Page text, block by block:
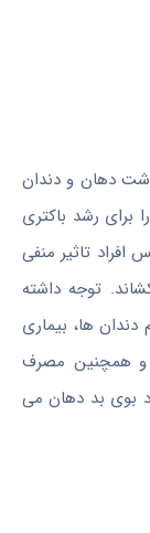
دهان و دندان
رشد باکتری
تاثیر منفی
توجه داشته
ها، بیماری
و همچنین مصرف
بوی بد دهان می